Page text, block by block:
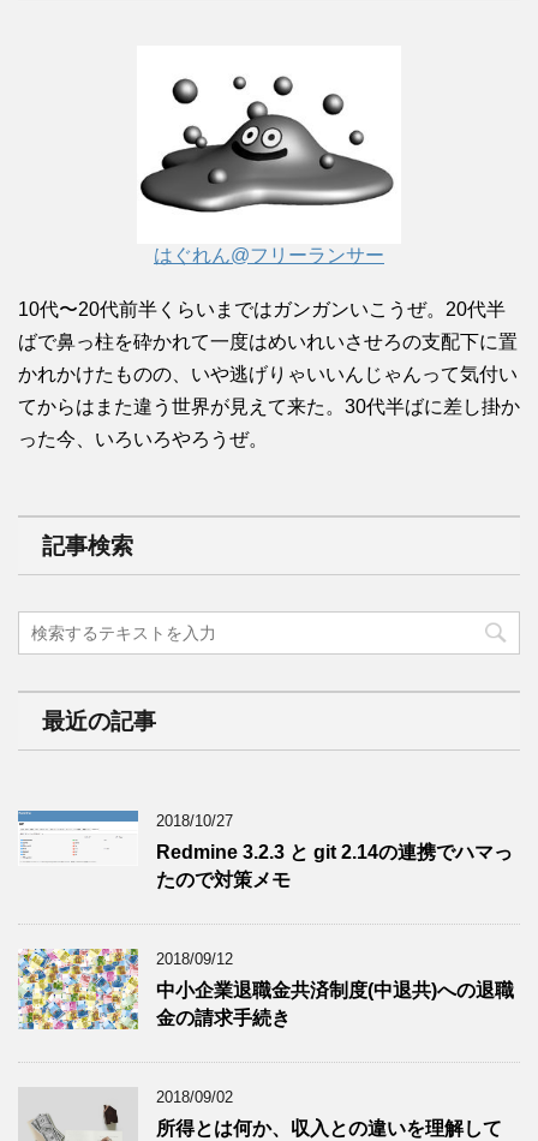
はぐれん@フリーランサー
10代〜20代前半くらいまではガンガンいこうぜ。20代半
ばで鼻っ柱を砕かれて一度はめいれいさせろの支配下に置
かれかけたものの、いや逃げりゃいいんじゃんって気付い
てからはまた違う世界が見えて来た。30代半ばに差し掛か
った今、いろいろやろうぜ。
記事検索
最近の記事
2018/10/27
Redmine 3.2.3 と git 2.14の連携でハマっ
たので対策メモ
2018/09/12
中小企業退職金共済制度(中退共)への退職
金の請求手続き
2018/09/02
所得とは何か、収入との違いを理解して